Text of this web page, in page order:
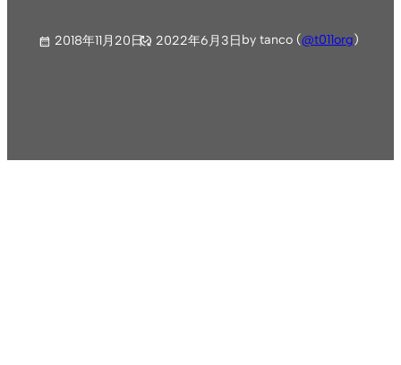
2018年11月20日 2022年6月3日by tanco (@t011org)